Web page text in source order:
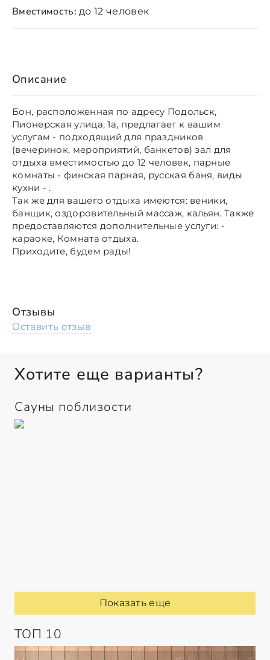
Описание
Бон, расположенная по адресу Подольск,
Пионерская улица, 1а, предлагает к вашим
услугам - подходящий для праздников
(вечеринок, мероприятий, банкетов) зал для
отдыха вместимостью до 12 человек, парные
комнаты - финская парная, русская баня, виды
кухни - .
Так же для вашего отдыха имеются: веники,
банщик, оздоровительный массаж, кальян. Также
предоставляются дополнительные услуги: -
караоке, Комната отдыха.
Приходите, будем рады!
Вместимость: до 12 человек
Отзывы
Оставить отзыв
Хотите еще варианты?
Сауны поблизости
Показать еще
ТОП 10